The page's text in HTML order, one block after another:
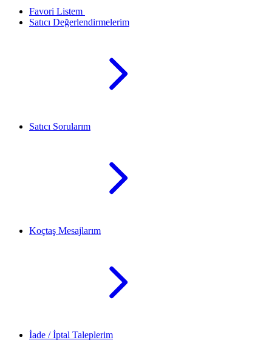
Favori Listem
Satıcı Değerlendirmelerim
Satıcı Sorularım
Koçtaş Mesajlarım
İade / İptal Taleplerim